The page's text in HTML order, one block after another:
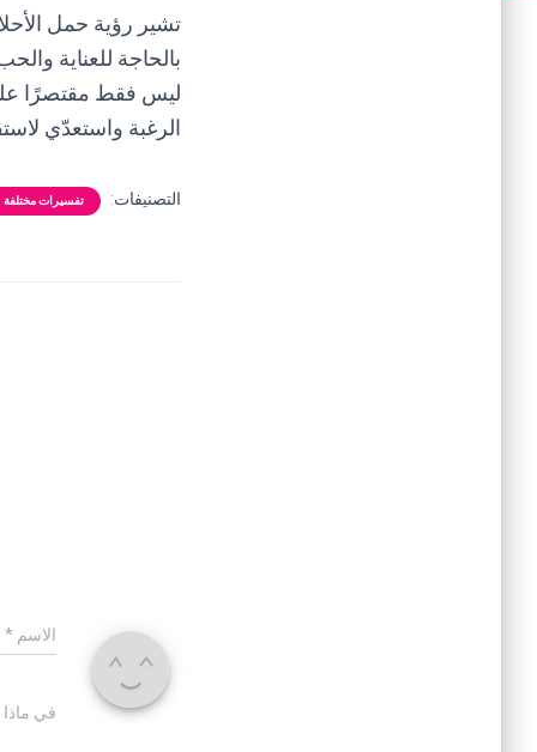
تشير رؤية حمل
بالحاجة للعناية
ليس فقط مقتصرًا
الرغبة واستعدّي
التصنيفات: تفسيرات مختلفة
الاسم *
في